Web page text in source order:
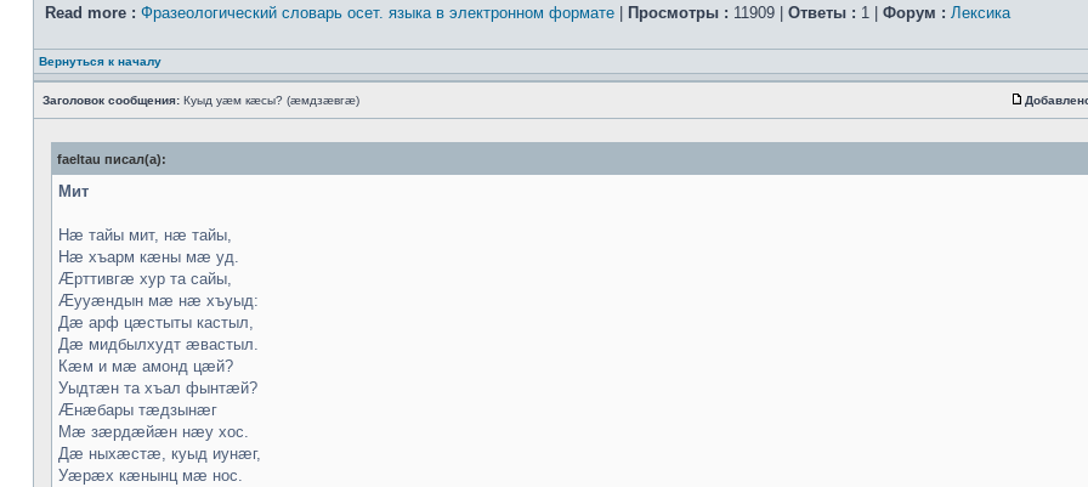
Read more : Фразеологический словарь осет. языка в электронном формате Просмотры : 11909 | Ответы : 1 | Форум : Лексика
Вернуться к началу
Заголовок сообщения: Куыд уæм кæсы? (æмдзæвгæ)
faeltau писал(а):
Мит
Нæ тайы мит, нæ тайы,
Нæ хъарм кæны мæ уд.
Æрттивгæ хур та сайы,
Æууæндын мæ нæ хъуыд:
Дæ арф цæстыты кастыл,
Дæ мидбылхудт æвастыл.
Кæм и мæ амонд цæй?
Уыдтæн та хъал фынтæй?
Æнæбары тæдзынæг
Мæ зæрдæйæн нæу хос.
Дæ ныхæстæ, куыд иунæг,
Уæрæх кæнынц мæ нос.